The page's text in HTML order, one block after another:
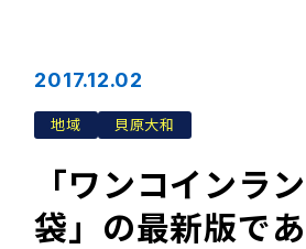
2017.12.02
地域 貝原大和
「ワンコインラ
袋」の最新版で